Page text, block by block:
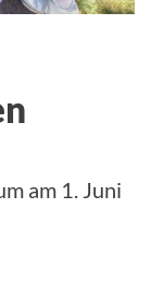
am 1. Juni